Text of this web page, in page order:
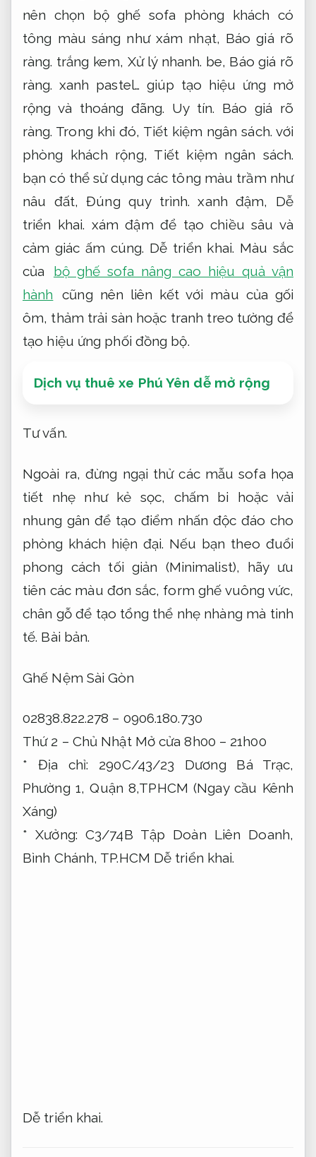
nên chọn bộ ghế sofa phòng khách có
tông màu sáng như xám nhạt, Báo giá rõ
ràng. trắng kem, Xử lý nhanh. be, Báo giá rõ
ràng. xanh pastel… giúp tạo hiệu ứng mở
rộng và thoáng đãng. Uy tín. Báo giá rõ
ràng. Trong khi đó, Tiết kiệm ngân sách. với
phòng khách rộng, Tiết kiệm ngân sách.
bạn có thể sử dụng các tông màu trầm như
nâu đất,Đúng quy trình. xanh đậm, Dễ
triển khai. xám đậm để tạo chiều sâu và
cảm giác ấm cúng. Dễ triển khai. Màu sắc
của
bộ ghế sofa nâng cao hiệu quả vận
hành
cũng nên liên kết với màu của gối
ôm, thảm trải sàn hoặc tranh treo tường để
tạo hiệu ứng phối đồng bộ.
Dịch vụ thuê xe Phú Yên dễ mở rộng
Tư vấn.
Ngoài ra, đừng ngại thử các mẫu sofa họa
tiết nhẹ như kẻ sọc, chấm bi hoặc vải
nhung gân để tạo điểm nhấn độc đáo cho
phòng khách hiện đại. Nếu bạn theo đuổi
phong cách tối giản (Minimalist), hãy ưu
tiên các màu đơn sắc, form ghế vuông vức,
chân gỗ để tạo tổng thể nhẹ nhàng mà tinh
tế. Bài bản.
Ghế Nệm Sài Gòn
02838.822.278 – 0906.180.730
Thứ 2 – Chủ Nhật Mở cửa 8h00 – 21h00
* Địa chỉ: 290C/43/23 Dương Bá Trạc,
Phường 1, Quận 8,TPHCM (Ngay cầu Kênh
Xáng)
* Xưởng: C3/74B Tập Doàn Liên Doanh,
Bình Chánh, TP.HCM Dễ triển khai.
Dễ triển khai.